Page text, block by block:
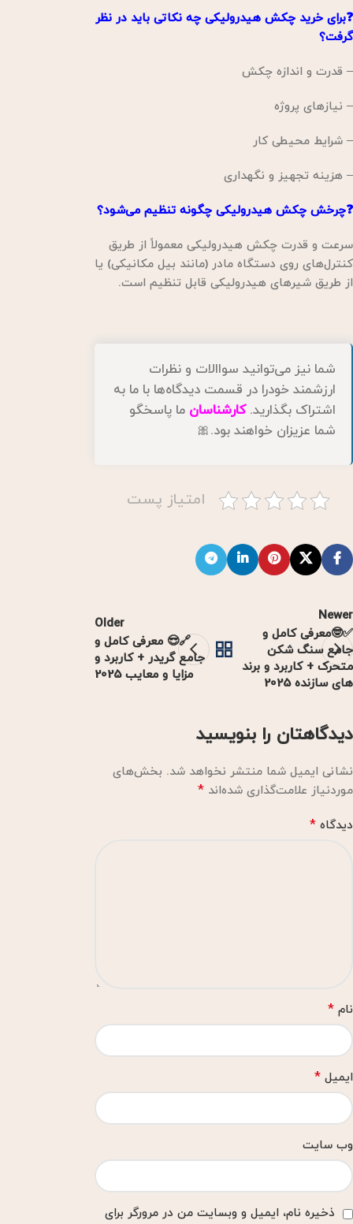
❓برای خرید چکش هیدرولیکی چه نکاتی باید در نظر
گرفت؟
– قدرت و اندازه چکش
– نیازهای پروژه
– شرایط محیطی کار
– هزینه تجهیز و نگهداری
❓چرخش چکش هیدرولیکی چگونه تنظیم می‌شود؟
سرعت و قدرت چکش هیدرولیکی معمولاً از طریق
کنترل‌های روی دستگاه مادر (مانند بیل مکانیکی) یا
از طریق شیرهای هیدرولیکی قابل تنظیم است.
شما نیز می‌توانید سواالات و نظرات
ارزشمند خودرا در قسمت دیدگاه‌ها با ما به
اشتراک بگذارید.کارشناسان ما پاسخگو
شما عزیزان خواهند بود.🎀
امتیاز پست
Newer
✅🤓معرفی کامل و
جامع سنگ شکن
متحرک + کاربرد و برند
های سازنده 2025
Older
🔗😎 معرفی کامل و
جامع گریدر + کاربرد و
مزایا و معایب 2025
دیدگاهتان را بنویسید
نشانی ایمیل شما منتشر نخواهد شد. بخش‌های
موردنیاز علامت‌گذاری شده‌اند *
دیدگاه *
نام *
ایمیل *
وب‌ سایت
ذخیره نام، ایمیل و وبسایت من در مرورگر برای